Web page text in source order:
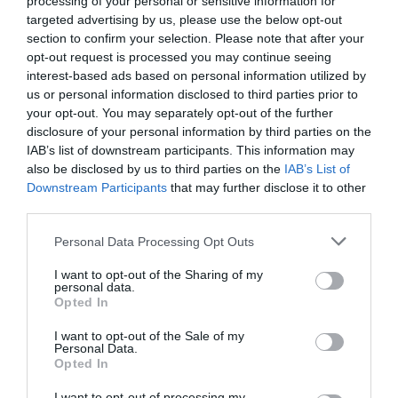
targeted advertising by us, please use the below opt-out
section to confirm your selection. Please note that after your
opt-out request is processed you may continue seeing
interest-based ads based on personal information utilized by
us or personal information disclosed to third parties prior to
your opt-out. You may separately opt-out of the further
disclosure of your personal information by third parties on the
IAB’s list of downstream participants. This information may
also be disclosed by us to third parties on the IAB’s List of
Downstream Participants that may further disclose it to other
Personal Data Processing Opt Outs
I want to opt-out of the Sharing of my
personal data.
Opted In
I want to opt-out of the Sale of my
Personal Data.
Opted In
Ahora,Open Whisper ha fusionado sus dos apps
en una de suela:Signal –disponible
gratuitamente poriOSy Android. La aplicación,
que incorpora mensajería y llamadas encriptadas
ha contado con una pequeña ayuda de
promoción, la deEdward Snowden.
Snowden, un extreballador de la CIA que saltó a la
programa de vigilancia masiva de Internet en
todo el mundo, ha piado recientemente a
Twitter que usa Signal cada día
Y uso Signal every day.